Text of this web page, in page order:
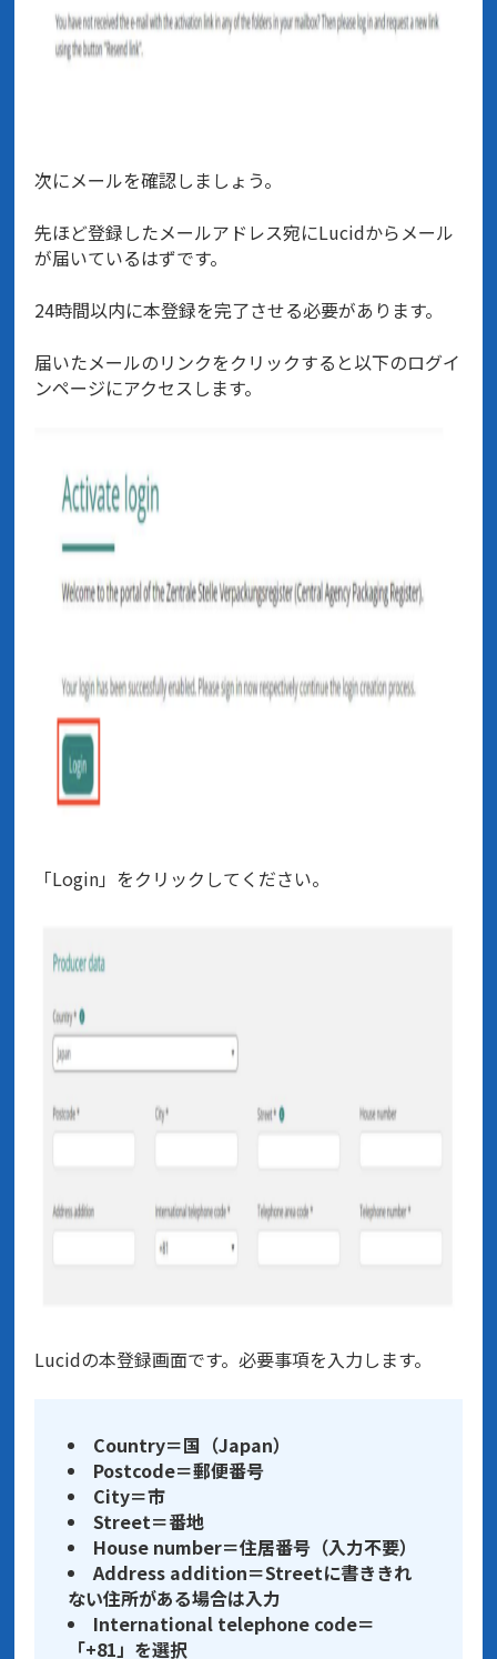
次にメールを確認しましょう。
先ほど登録したメールアドレス宛にLucidからメール
が届いているはずです。
24時間以内に本登録を完了させる必要があります。
届いたメールのリンクをクリックすると以下のログイ
ンページにアクセスします。
「Login」をクリックしてください。
Lucidの本登録画面です。必要事項を入力します。
Country＝国（Japan）
Postcode＝郵便番号
City＝市
Street＝番地
House number＝住居番号（入力不要）
Address addition＝Streetに書ききれ
ない住所がある場合は入力
International telephone code＝
「+81」を選択